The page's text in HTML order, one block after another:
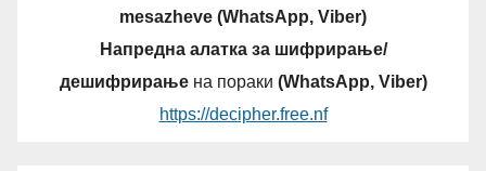
mesazheve (WhatsApp, Viber)
Напредна алатка за шифрирање/
дешифрирањена пораки (WhatsApp, Viber)
https://decipher.free.nf